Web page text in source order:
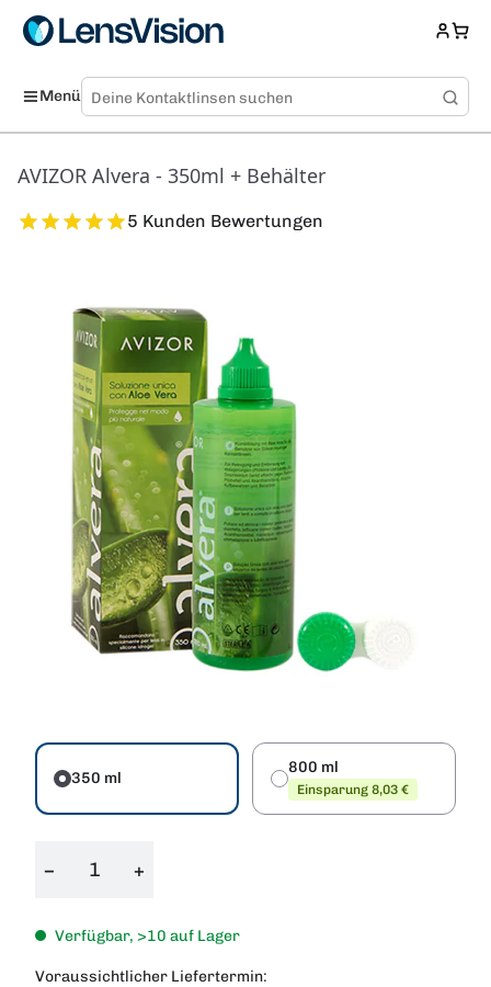
Menü
AVIZOR Alvera - 350ml + Behälter
5 Kunden Bewertungen
350 ml
800 ml
Einsparung 8,03 €
− +
Verfügbar, >10 auf Lager
Voraussichtlicher Liefertermin: